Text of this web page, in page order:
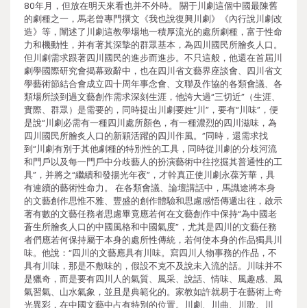
80年月，但放在明天來看也并不外時。 關于川劇這個中國最陳舊
的劇種之一，馬老曾專門撰文《我也說復興川劇》《內行說川劇改
造》等，闡述了川劇這教學場地一積厚流光的處所劇種，富于性命
力和機動性，并有著其深摯的群眾基本，為四川國民所膾炙人口。
但川劇需求跟著四川國民的進步而進步。不只這般，他還在首屆川
劇學國際研究會揭幕致辭中，也在四川省文藝界座談會、四川省文
學藝術節結合會成立四十周年事念會、文聯及作協的各類會議、各
類場所談到過文藝創作需求深刻生涯，他誇大過“三切近”（生涯、
實際、群眾）是需要的，同時提出川劇要姓“川”，要有“川味”，便
是說“川劇必需有一種四川處所顏色，有一種濃烈的四川滋味，為
四川國民所膾炙人口的新穎活躍的四川作風。”同時，還需求找
到“川劇有別于其他劇種的特別性的工具，同時從川劇的分歧河流
和門戶以及每一門戶中分歧藝人的扮演藝術中往挖掘其普通性的工
具”，并將之“繼續和發揚光年夜”，才幹真正使川劇永葆芳華，具
有連續的藝術性命力。 在各類會議、論壇講話中，馬識途將本身
的文藝創作思惟不雅、豐盛的創作體驗和思慮感悟傳遞出往，啟示
著有數的文藝任務者思慮畢竟應若何在文藝創作中保持“為中國老
蒼生所膾炙人口的中國風格和中國氣度”，尤其是四川的文藝任務
者們應若何保持屬于本身的處所性傳統，若何使本身的作品獨具川
味。他說：“四川的文藝應具有川味。寫四川人物事務的作品，不
具有川味，那是不敷味的，假設不克不及說未入流的話。川味并不
是獵奇，而是要有四川人的氣質、風采、說話、情味、風趣感、風
氣習氣、山水氣象，並且是典範化的。家教如許就易于在藝術上奇
光異彩，在中國文藝中占有特別的位置。川劇、川曲、川歌、川